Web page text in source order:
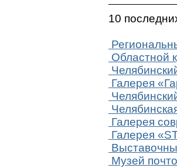
10
Областной
Галерея
Галерея
Галерея
Музей